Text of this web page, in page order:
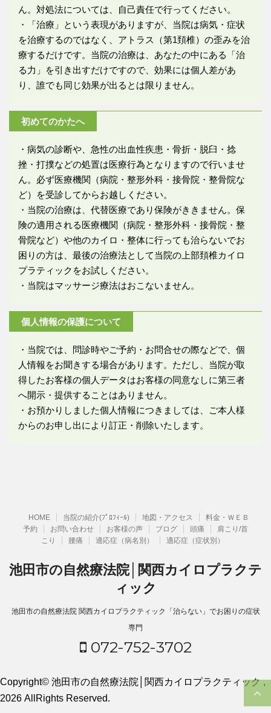
ん。対処法については、自己責任で行ってください。
・「治療」という表現がありますが、当院は病気・症状
を治療するのではなく、アトラス（第1頚椎）の歪みを治
療するだけです。当院の治療は、あなたの中にある「治
る力」を引き出すだけですので、効果には個人差があ
り、誰でも同じ効果が出るとは限りません。
初めてのかたへ
・病気の診断や、急性の出血性疾患・骨折・脱臼・捻
挫・打撲などの処置は医療行為となりますので行いませ
ん。必ず医療機関（病院・整形外科・接骨院・整骨院な
ど）を受診してからお越しください。
・当院の治療は、代替医療であり保険がききません。保
険の適用される医療機関（病院・整形外科・接骨院・整
骨院など）や他のカイロ・整体に行っても治らないでお
困りの方は、最後の治療法として当院の上部頚椎カイロ
プラティックをお試しください。
・当院はマッサージ療法はおこないません。
個人情報の保護について
・当院では、問診時やご予約・お問合せの際などで、個
人情報をお聞きする場合があります。ただし、当院が取
得したお客様の個人データはお客様の同意なしに第三者
へ開示・提供することはありません。
・お預かりしました個人情報につきましては、ご本人様
からのお申し出により訂正・削除いたします。
HOME 当院の紹介(ﾌﾟﾛﾌｨｰﾙ) 地図・アクセス
料金・ＷＥＢ
予約
お問い合わせ お客様の声 ブログ 頭痛
肩こり/首
こり
腰痛 適応症（病名別） 適応症（症状別）
池田市の自然療法院│関西カイロプラクテ
ィック
池田市の自然療法院 関西カイロプラクティック「治らない」でお困りの症状
専門
072-752-3702
Copyright© 池田市の自然療法院│関西カイロプラクティック ,
2026 AllRights Reserved.